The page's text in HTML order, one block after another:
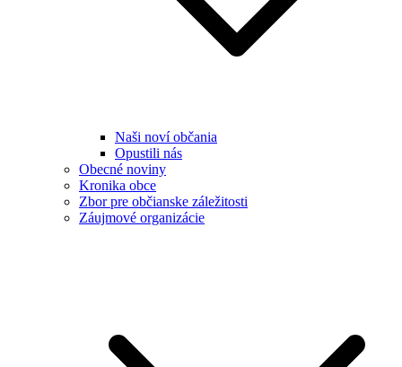
Naši noví občania
Opustili nás
Obecné noviny
Kronika obce
Zbor pre občianske záležitosti
Záujmové organizácie